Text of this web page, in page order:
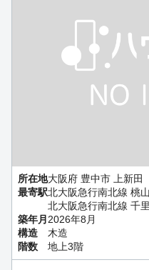
所在地大阪府 豊中市 上新田
最寄駅北大阪急行南北線 桃
北大阪急行南北線 千
築年月 2026年8月
構造
木造
階数
地上3階